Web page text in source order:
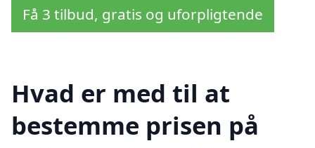
Få 3 tilbud, gratis og uforpligtende
Hvad er med til at
bestemme prisen på